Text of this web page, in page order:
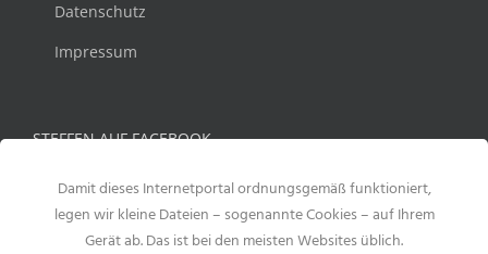
Datenschutz
Impressum
STEFFEN AUF FACEBOOK
Damit dieses Internetportal ordnungsgemäß funktioniert,
legen wir kleine Dateien – sogenannte Cookies – auf Ihrem
Gerät ab. Das ist bei den meisten Websites üblich.